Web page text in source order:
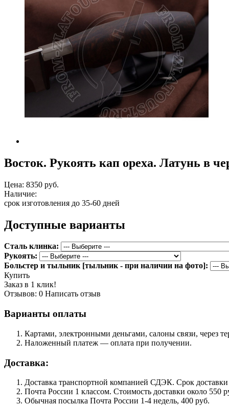
Восток. Рукоять кап ореха. Латунь в
Цена: 8350 руб.
Наличие:
срок изготовления до 35-60 дней
Доступные варианты
Сталь клинка:
Рукоять:
Больстер и тыльник [тыльник - при наличии на фото]:
Купить
Заказ в 1 клик!
Отзывов: 0 Написать отзыв
Варианты оплаты
Картами, электронными деньгами, салоны связи, через
Наложенный платеж — оплата при получении.
Доставка:
Доставка транспортной компанией СДЭК. Срок
Почта России 1 классом. Cтоимость доставки около 550
Обычная посылка Почта России 1-4 недель, 400 руб.